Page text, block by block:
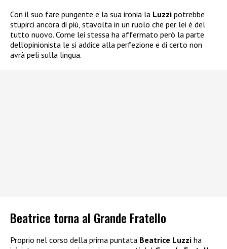
Con il suo fare pungente e la sua ironia la Luzzi potrebbe
stupirci ancora di più, stavolta in un ruolo che per lei è del
tutto nuovo. Come lei stessa ha affermato però la parte
dell’opinionista le si addice alla perfezione e di certo non
avrà peli sulla lingua.
Beatrice torna al Grande Fratello
Proprio nel corso della prima puntata Beatrice Luzzi ha